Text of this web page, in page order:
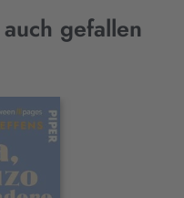
gefallen